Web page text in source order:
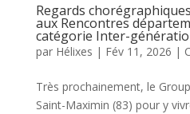
Regards
aux Rencontres
catégorie Inter-
par Hélixes | Fév 11, 2026 |
Très prochainement, le
Saint-Maximin (83) pour y